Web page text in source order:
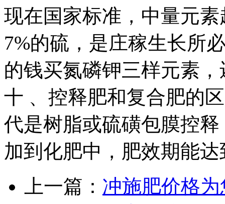
现在国家标准，中量元
7%的硫，是庄稼生长所
的钱买氮磷钾三样元素
十 、控释肥和复合肥的
代是树脂或硫磺包膜控
加到化肥中，肥效期能
上一篇： 冲施肥价格